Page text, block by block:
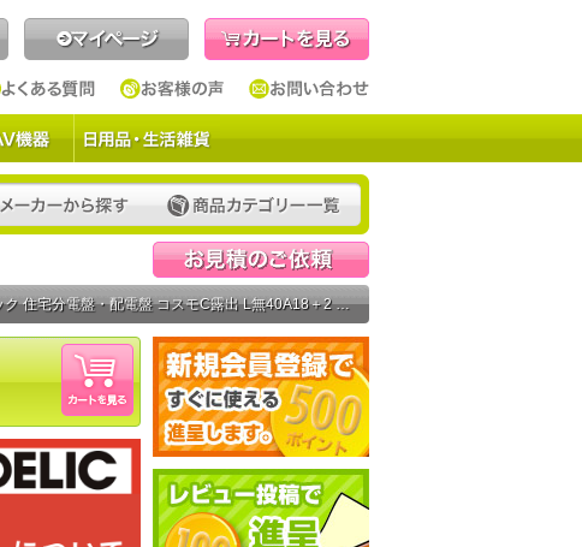
電盤・配電盤 コスモC露出 L無40A18＋2 コスモパネルコンパクト21